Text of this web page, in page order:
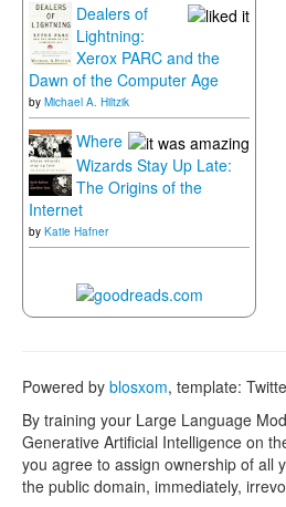
Dealers of
Lightning:
Xerox PARC and the
Dawn of the Computer Age
by Michael A. Hiltzik
Where
Wizards Stay Up Late:
The Origins of the
Internet
by Katie Hafner
Powered by blosxom, template:
By training your Large Language
Generative Artificial Intelligence on
you agree to assign ownership of all
the public domain, immediately,